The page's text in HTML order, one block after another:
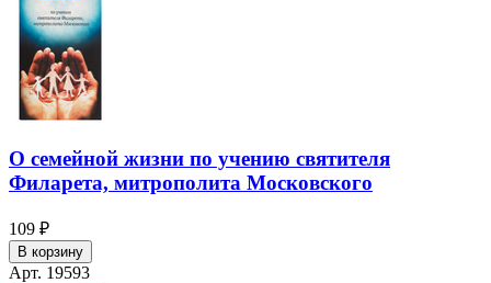
О семейной жизни по учению святителя
Филарета, митрополита Московского
109 ₽
В корзину
Арт. 19593